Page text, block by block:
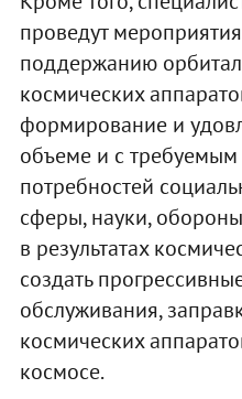
проведут
поддержанию
космических
формирование и
объеме и с требуемым
потребностей
сферы, науки,
в результатах
создать
обслуживания,
космических
космосе.